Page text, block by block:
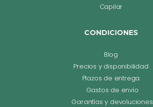
Capilar
CONDICIONES
Blog
Precios y disponibilidad
Plazos de entrega
Gastos de envío
Garantías y devoluciones